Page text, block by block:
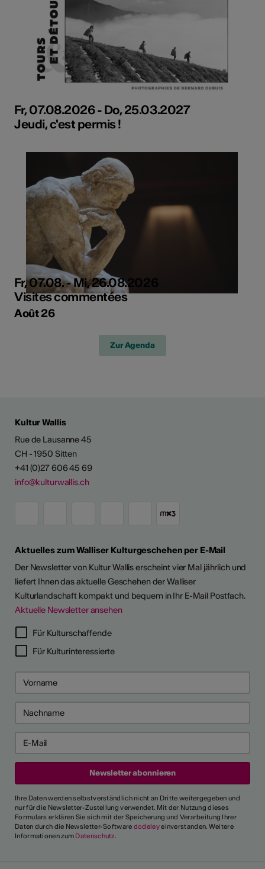
Fr, 07.08.2026 - Do, 25.03.2027
Jeudi, c'est permis !
Fr, 07.08. - Mi, 26.08.2026
Visites commentées
Août 26
Zur Agenda
Kultur Wallis
Rue de Lausanne 45
CH - 1950 Sitten
+41 (0)27 606 45 69
info@kulturwallis.ch
Aktuelles zum Walliser Kulturgeschehen per E-Mail
Der Newsletter von Kultur Wallis erscheint vier Mal jährlich und
liefert Ihnen das aktuelle Geschehen der Walliser
Kulturlandschaft kompakt und bequem in Ihr E-Mail Postfach.
Aktuelle Newsletter ansehen
Für Kulturschaffende
Für Kulturinteressierte
Ihre Daten werden selbstverständlich nicht an Dritte weitergegeben und
nur für die Newsletter-Zustellung verwendet. Mit der Nutzung dieses
Formulars erklären Sie sich mit der Speicherung und Verarbeitung Ihrer
Daten durch die Newsletter-Software dodeleyeinverstanden. Weitere
Informationen zum Datenschutz.